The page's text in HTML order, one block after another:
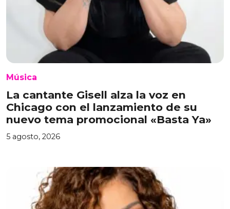
Música
La cantante Gisell alza la voz en
Chicago con el lanzamiento de su
nuevo tema promocional «Basta Ya»
5 agosto, 2026